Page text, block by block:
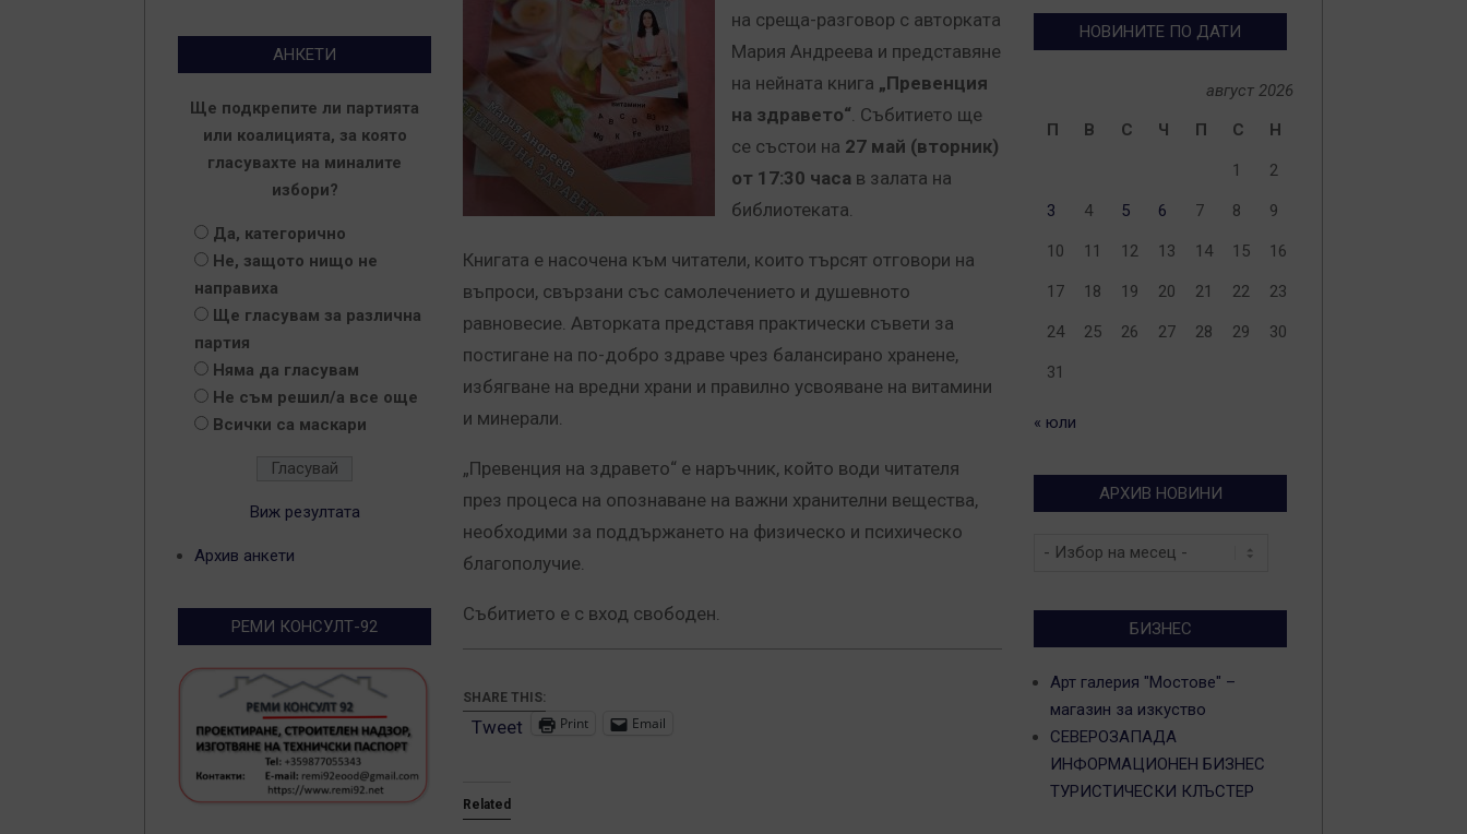
на среща-разговор с авторката
Мария Андреева и представяне
на нейната книга „Превенция
на здравето“. Събитието ще
се състои на 27 май (вторник)
от 17:30 часа в залата на
библиотеката.
Книгата е насочена към читатели, които търсят отговори на
въпроси, свързани със самолечението и душевното
равновесие. Авторката представя практически съвети за
постигане на по-добро здраве чрез балансирано хранене,
избягване на вредни храни и правилно усвояване на витамини
и минерали.
„Превенция на здравето“ е наръчник, който води читателя
през процеса на опознаване на важни хранителни вещества,
необходими за поддържането на физическо и психическо
благополучие.
Събитието е с вход свободен.
SHARE THIS:
Tweet Print Email
Related
АНКЕТИ
Ще подкрепите ли партията
или коалицията, за която
гласувахте на миналите
избори?
Да, категорично
Не, защото нищо не
направиха
Ще гласувам за различна
партия
Няма да гласувам
Не съм решил/а все още
Всички са маскари
Виж резултата
Архив анкети
РЕМИ КОНСУЛТ-92
НОВИНИТЕ ПО ДАТИ
август 2026
П
В С Ч П С Н
1 2
3 4 5 6 7 8 9
10 11 12 13 14 15 16
17 18 19 20 21 22 23
24 25 26 27 28 29 30
31
« юли
АРХИВ НОВИНИ
Архив
БИЗНЕС
Арт галерия "Мостове" –
магазин за изкуство
СЕВЕРОЗАПАДА
ИНФОРМАЦИОНЕН БИЗНЕС
ТУРИСТИЧЕСКИ КЛЪСТЕР